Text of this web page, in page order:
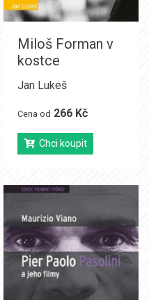
Miloš Forman v
kostce
Jan Lukeš
Cena od 266 Kč
Chci koupit